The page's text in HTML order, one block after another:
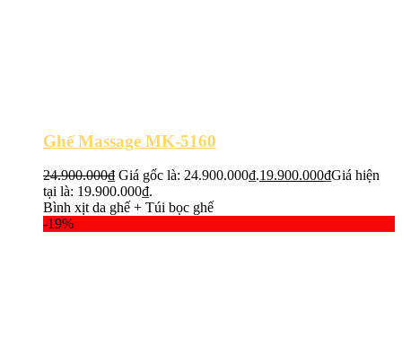
Ghế Massage MK-5160
24.900.000₫ Giá gốc là: 24.900.000₫.19.900.000₫Giá hiện
tại là: 19.900.000₫.
Bình xịt da ghế + Túi bọc ghế
-19%